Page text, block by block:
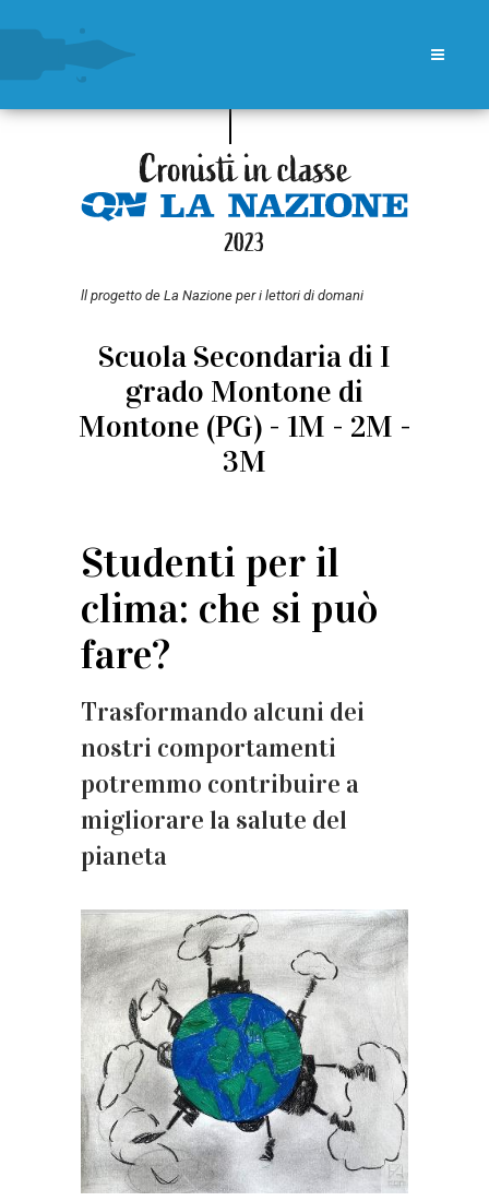
ll progetto de La Nazione per i lettori di domani
Scuola Secondaria di I
grado Montone di
Montone (PG) - 1M - 2M -
3M
Studenti per il
clima: che si può
fare?
Trasformando alcuni dei
nostri comportamenti
potremmo contribuire a
migliorare la salute del
pianeta